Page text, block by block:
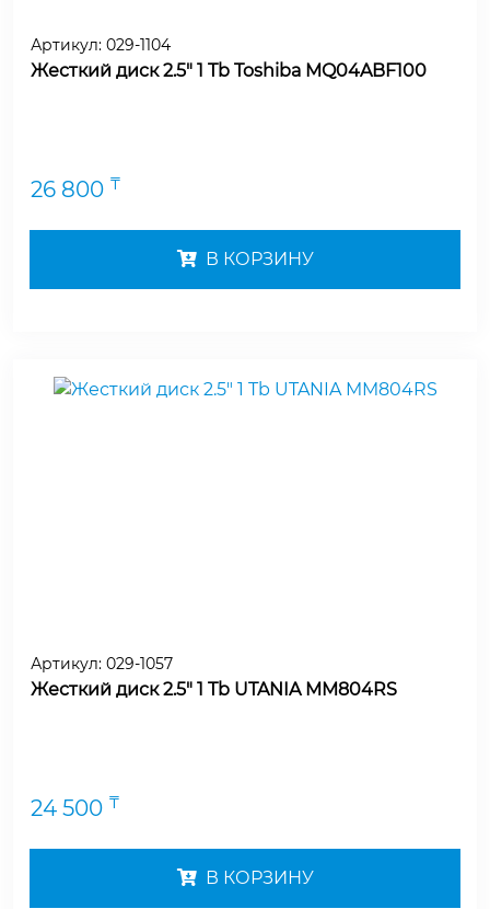
Артикул: 029-1104
Жесткий диск 2.5" 1 Tb Toshiba MQ04ABF100
26 800 ₸
В КОРЗИНУ
Артикул: 029-1057
Жесткий диск 2.5" 1 Tb UTANIA MM804RS
24 500 ₸
В КОРЗИНУ